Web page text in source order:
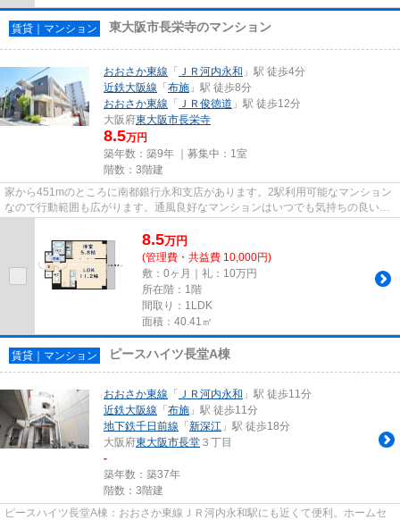
賃貸｜マンション 東大阪市長栄寺のマンション
おおさか東線 「 ＪＲ河内永和 」駅 徒歩4分
近鉄大阪線 「布施 」駅 徒歩8分
おおさか東線 「 ＪＲ俊徳道 」駅 徒歩12分
大阪府東大阪市長栄寺
8.5万円
築年数：築9年 ｜募集中： 1室
階数：3階建
家から451mのところに南都銀行永和支店があります。2駅利用可能なマンション
なので行動範囲も広がります。通風良好なマンションはいつでも気持ちの良い空
間です。防犯対策もバッチリな...
8.5万円
(管理費・共益費 10,000円)
敷：0ヶ月｜礼：10万円
所在階：1階
間取り：1LDK
面積：40.41㎡
賃貸｜マンション ピースハイツ長堂A棟
おおさか東線 「 ＪＲ河内永和 」駅 徒歩11分
近鉄大阪線 「布施 」駅 徒歩11分
地下鉄千日前線 「新深江 」駅 徒歩18分
大阪府東大阪市長堂 ３丁目
-
築年数：築37年
階数：3階建
ピースハイツ長堂A棟：おおさか東線ＪＲ河内永和駅にも近くて便利。ホームセ